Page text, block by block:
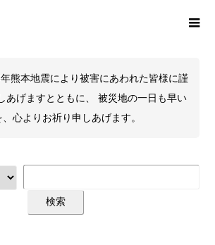
熊本地震により被害にあわれた皆様に謹
あげますとともに、 被災地の一日も早い
心よりお祈り申しあげます。